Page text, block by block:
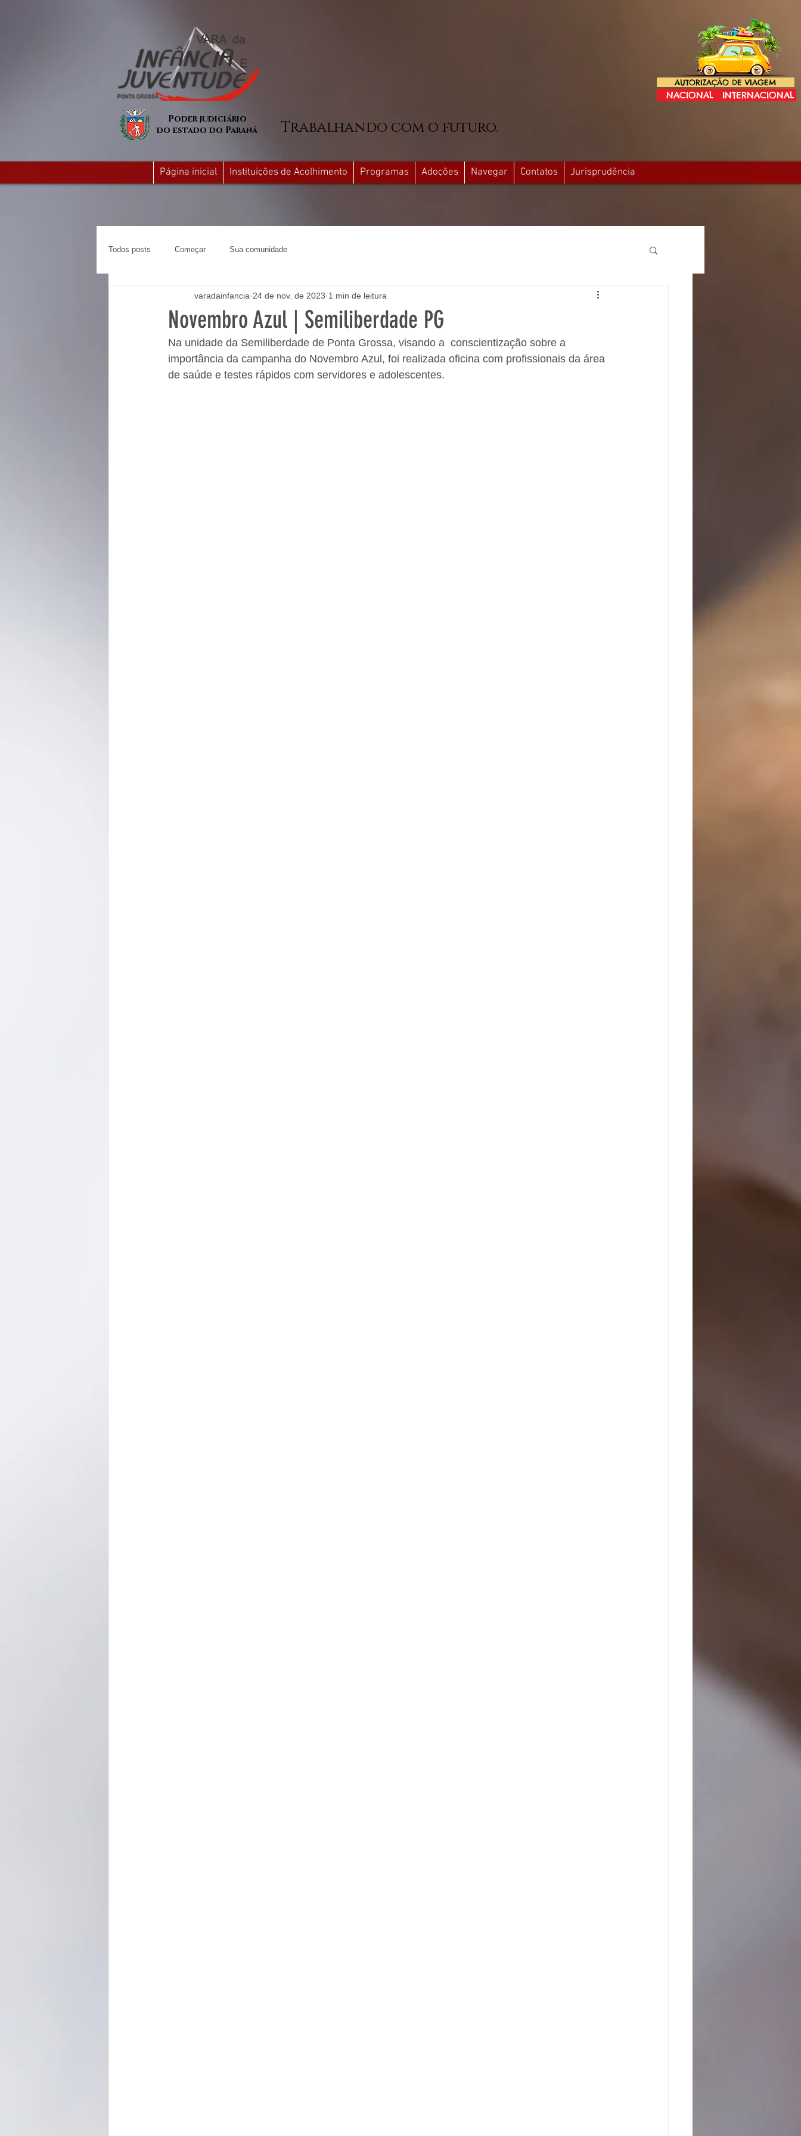
AUTORIZAÇÃO DE VIAGEM
NACIONAL INTERNACIONAL
Poder judiciário
do estado do Paraná
Trabalhando com o futuro.
Página inicial Instituições de Acolhimento Programas Adoções Navegar Contatos Jurisprudência
Todos posts Começar Sua comunidade
Novembro Azul | Semiliberdade PG
varadainfancia 24 de nov. de 2023 1 min de leitura
Na unidade da Semiliberdade de Ponta Grossa, visando a  conscientização sobre a
importância da campanha do Novembro Azul, foi realizada oficina com profissionais da área
de saúde e testes rápidos com servidores e adolescentes.